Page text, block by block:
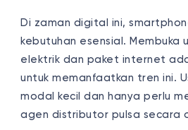
Di zaman digital ini,
kebutuhan esensial. Membuka
elektrik dan paket internet
untuk memanfaatkan tren ini.
modal kecil dan hanya perlu
agen distributor pulsa secara